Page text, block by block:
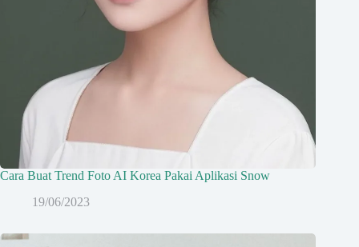
Cara Buat Trend Foto AI Korea Pakai Aplikasi Snow
19/06/2023